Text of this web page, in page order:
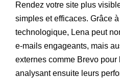
Rendez votre site plus
simples et efficaces. Grâce
technologique, Lena peut
e-mails engageants, mais
externes comme Brevo
analysant ensuite leurs